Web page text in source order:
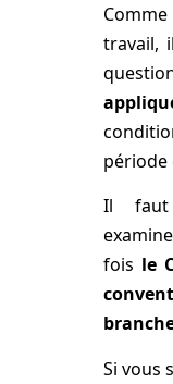
travail,
période
Il faut
fois le
Si vous